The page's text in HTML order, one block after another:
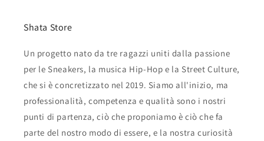
Shata Store
Un progetto nato da tre ragazzi uniti dalla passione
per le Sneakers, la musica Hip-Hop e la Street Culture,
che si è concretizzato nel 2019. Siamo all'inizio, ma
professionalità, competenza e qualità sono i nostri
punti di partenza, ciò che proponiamo è ciò che fa
parte del nostro modo di essere, e la nostra curiosità